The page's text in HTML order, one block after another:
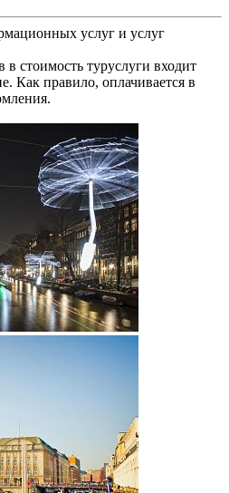
услуг и услуг
стоимость туруслуги входит
Как правило, оплачивается в